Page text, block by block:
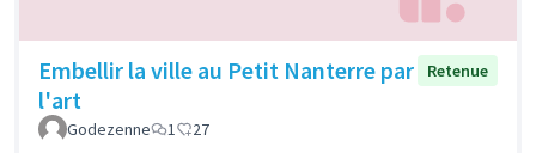
Embellir la ville au Petit Nanterre par
l'art
Retenue
Godezenne 1 27